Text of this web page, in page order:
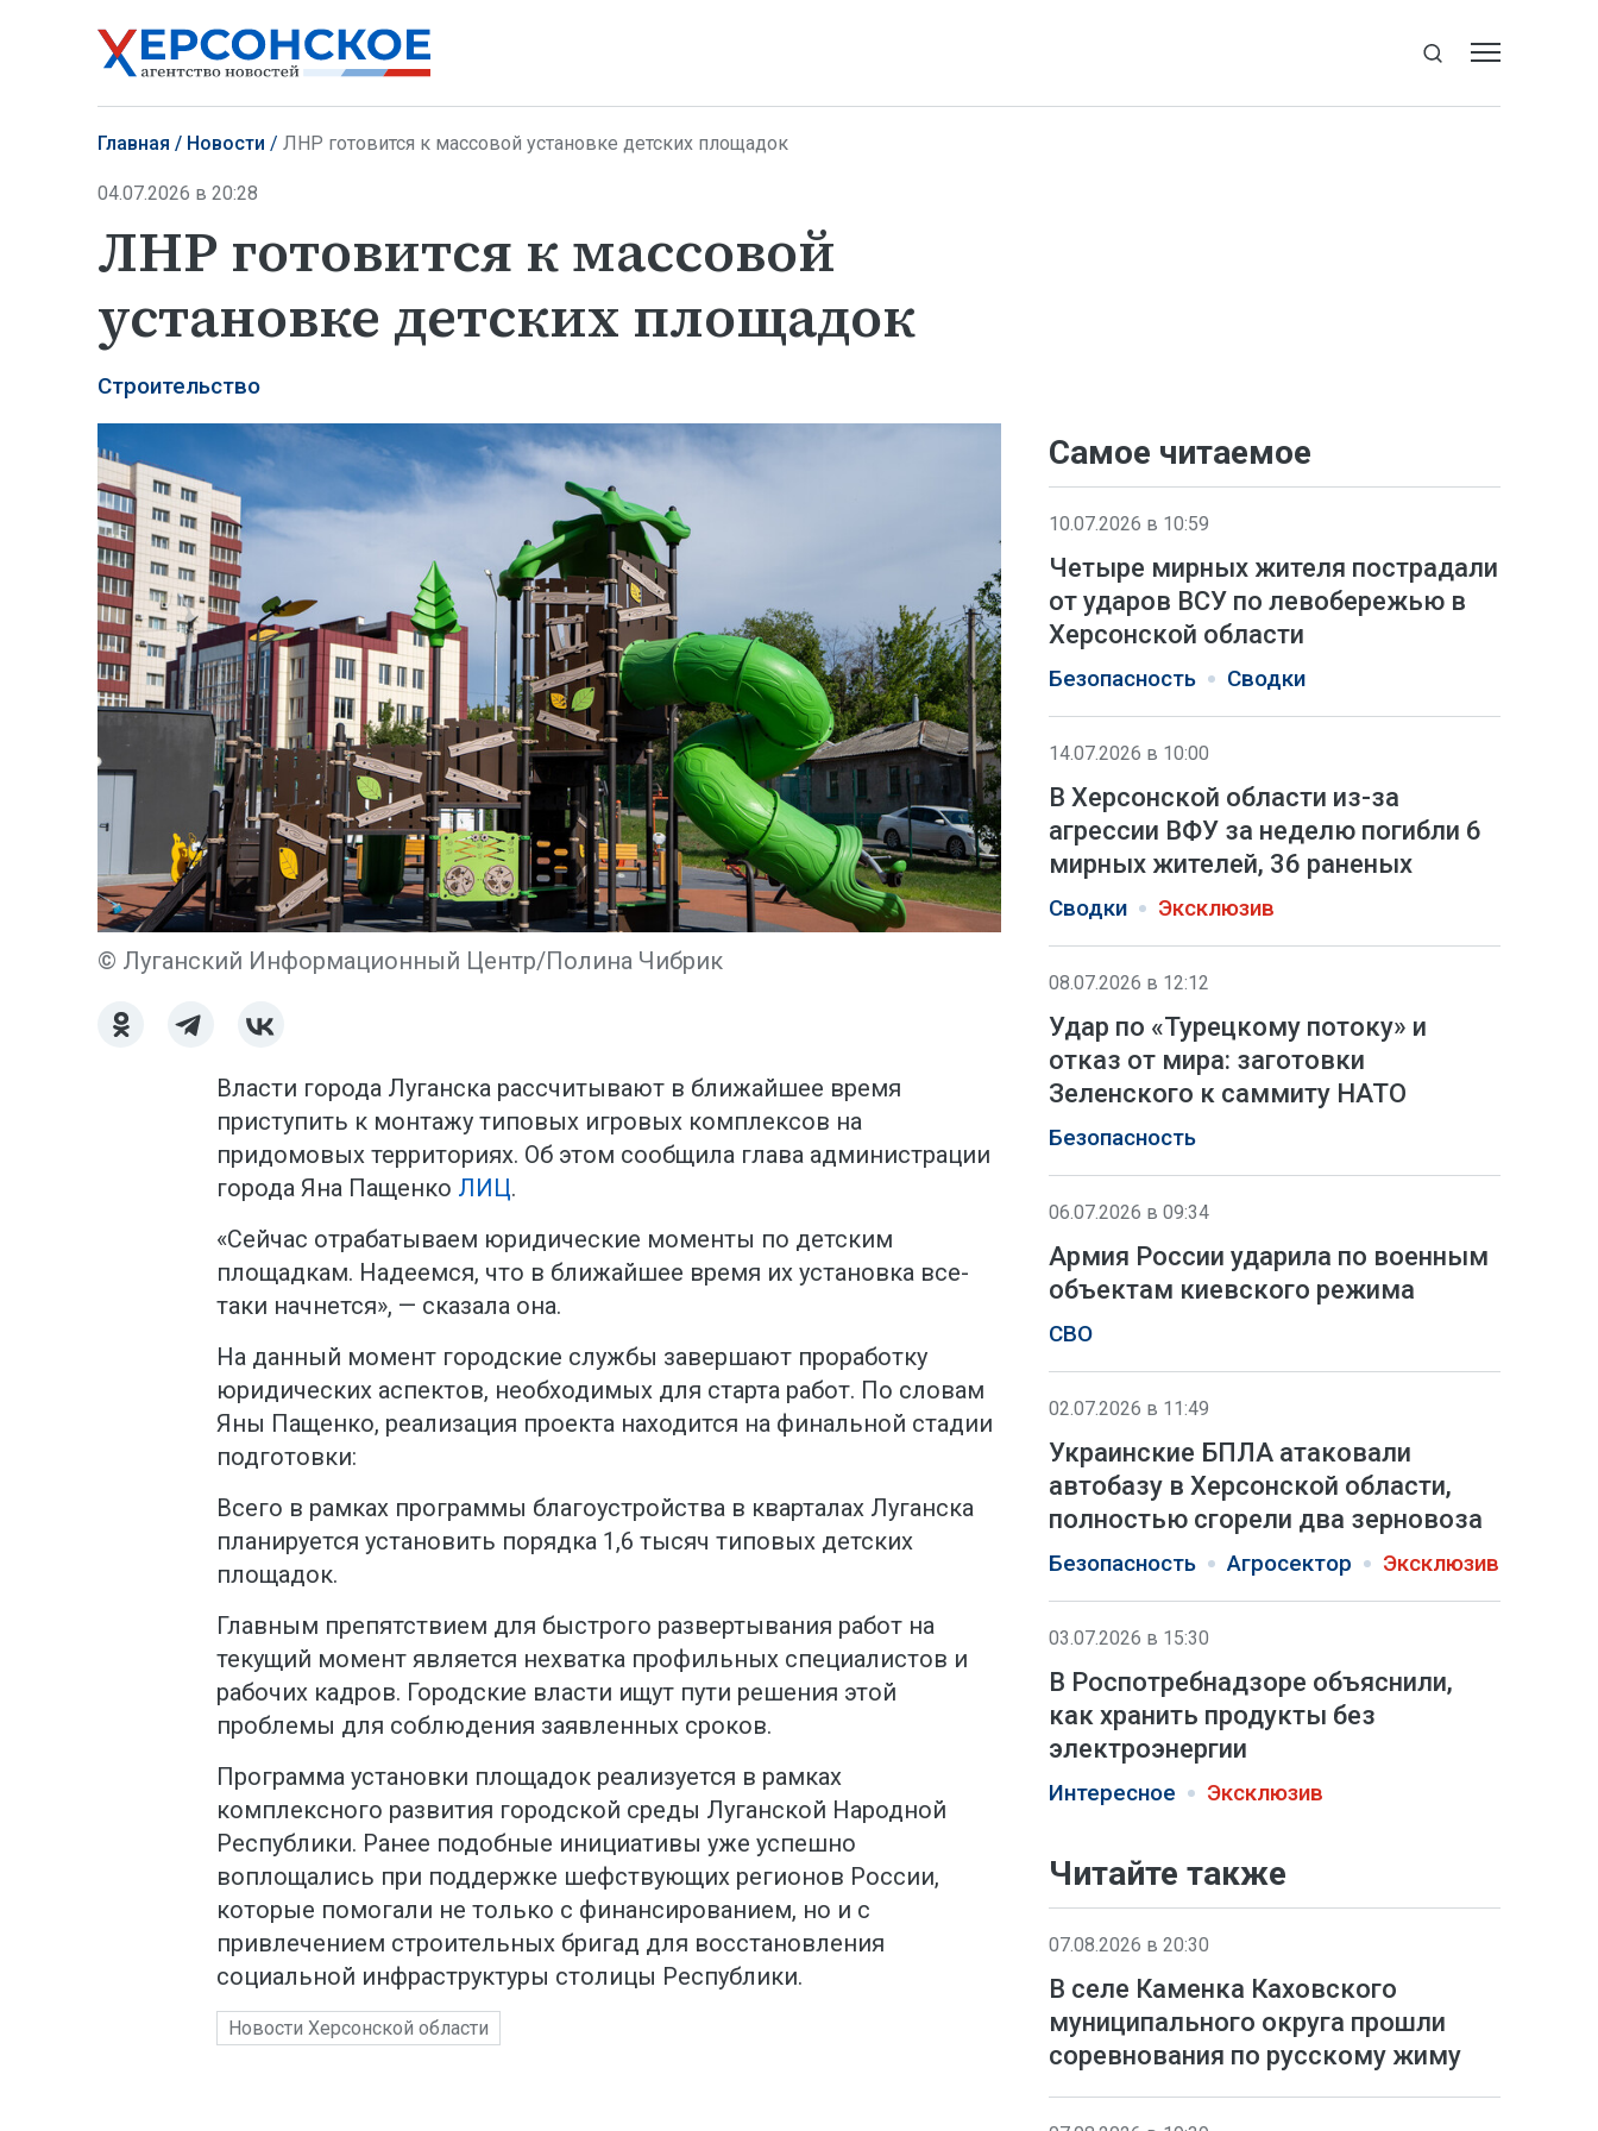
Главная Новости ЛНР готовится к массовой установке детских площадок
04.07.2026 в 20:28
ЛНР готовится к массовой
установке детских площадок
Строительство
© Луганский Информационный Центр/Полина Чибрик
Власти города Луганска рассчитывают в ближайшее время
приступить к монтажу типовых игровых комплексов на
придомовых территориях. Об этом сообщила глава администрации
города Яна Пащенко ЛИЦ.
«Сейчас отрабатываем юридические моменты по детским
площадкам. Надеемся, что в ближайшее время их установка все-
таки начнется», — сказала она.
На данный момент городские службы завершают проработку
юридических аспектов, необходимых для старта работ. По словам
Яны Пащенко, реализация проекта находится на финальной стадии
подготовки:
Всего в рамках программы благоустройства в кварталах Луганска
планируется установить порядка 1,6 тысяч типовых детских
площадок.
Главным препятствием для быстрого развертывания работ на
текущий момент является нехватка профильных специалистов и
рабочих кадров. Городские власти ищут пути решения этой
проблемы для соблюдения заявленных сроков.
Программа установки площадок реализуется в рамках
комплексного развития городской среды Луганской Народной
Республики. Ранее подобные инициативы уже успешно
воплощались при поддержке шефствующих регионов России,
которые помогали не только с финансированием, но и с
привлечением строительных бригад для восстановления
социальной инфраструктуры столицы Республики.
Новости Херсонской области
Самое читаемое
10.07.2026 в 10:59
Четыре мирных жителя пострадали
от ударов ВСУ по левобережью в
Херсонской области
Безопасность Сводки
14.07.2026 в 10:00
В Херсонской области из-за
агрессии ВФУ за неделю погибли 6
мирных жителей, 36 раненых
Сводки Эксклюзив
08.07.2026 в 12:12
Удар по «Турецкому потоку» и
отказ от мира: заготовки
Зеленского к саммиту НАТО
Безопасность
06.07.2026 в 09:34
Армия России ударила по военным
объектам киевского режима
СВО
02.07.2026 в 11:49
Украинские БПЛА атаковали
автобазу в Херсонской области,
полностью сгорели два зерновоза
Безопасность Агросектор Эксклюзив
03.07.2026 в 15:30
В Роспотребнадзоре объяснили,
как хранить продукты без
электроэнергии
Интересное Эксклюзив
Читайте также
07.08.2026 в 20:30
В селе Каменка Каховского
муниципального округа прошли
соревнования по русскому жиму